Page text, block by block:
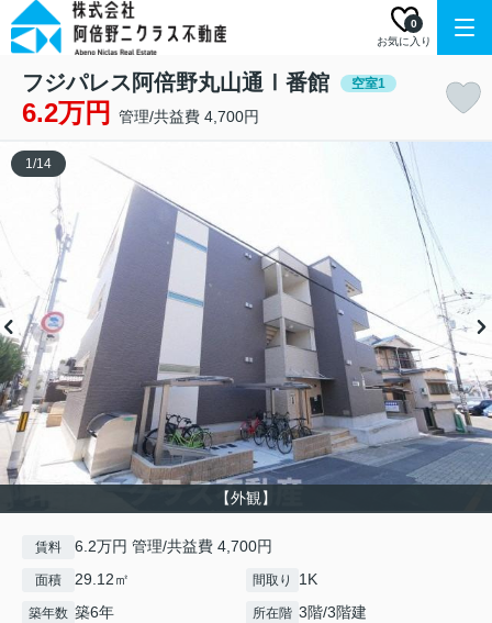
お気に入り
0
フジパレス阿倍野丸山通Ⅰ番館 空室1
6.2万円 管理/共益費 4,700円
【外観】
1/14
賃料 6.2万円 管理/共益費 4,700円
面積 29.12㎡ 間取り 1K
築年数 築6年 所在階 3階/3階建